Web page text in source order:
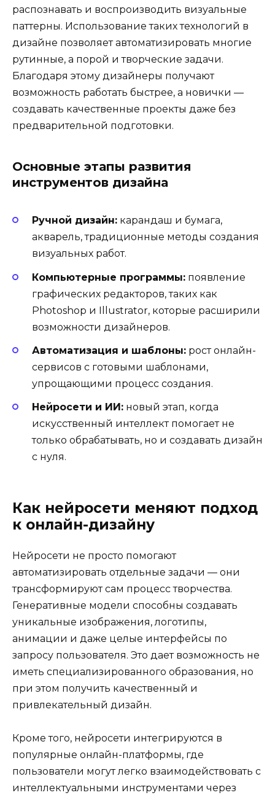
распознавать и воспроизводить визуальные
паттерны. Использование таких технологий в
дизайне позволяет автоматизировать многие
рутинные, а порой и творческие задачи.
Благодаря этому дизайнеры получают
возможность работать быстрее, а новички —
создавать качественные проекты даже без
предварительной подготовки.
Основные этапы развития
инструментов дизайна
Ручной дизайн: карандаш и бумага,
акварель, традиционные методы создания
визуальных работ.
Компьютерные программы: появление
графических редакторов, таких как
Photoshop и Illustrator, которые расширили
возможности дизайнеров.
Автоматизация и шаблоны: рост онлайн-
сервисов с готовыми шаблонами,
упрощающими процесс создания.
Нейросети и ИИ: новый этап, когда
искусственный интеллект помогает не
только обрабатывать, но и создавать дизайн
с нуля.
Как нейросети меняют подход
к онлайн-дизайну
Нейросети не просто помогают
автоматизировать отдельные задачи — они
трансформируют сам процесс творчества.
Генеративные модели способны создавать
уникальные изображения, логотипы,
анимации и даже целые интерфейсы по
запросу пользователя. Это дает возможность не
иметь специализированного образования, но
при этом получить качественный и
привлекательный дизайн.
Кроме того, нейросети интегрируются в
популярные онлайн-платформы, где
пользователи могут легко взаимодействовать с
интеллектуальными инструментами через